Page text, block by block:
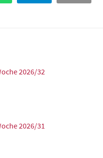
2026/32
2026/31